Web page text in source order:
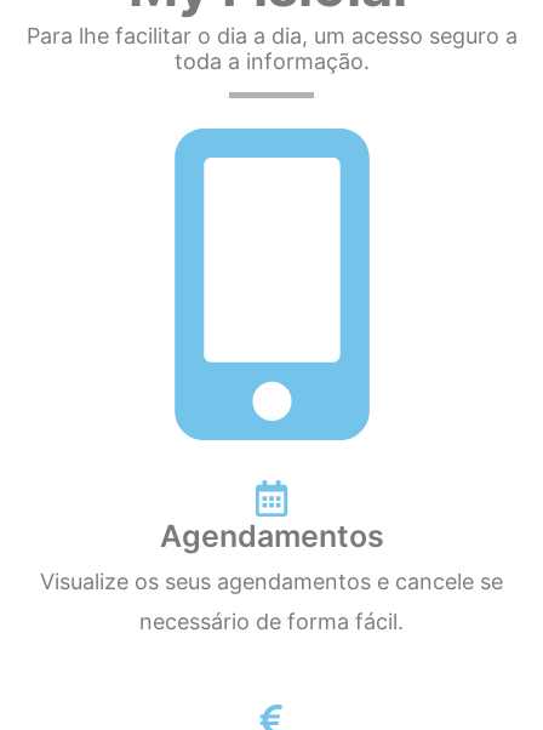
Para lhe facilitar o dia a dia, um acesso seguro a
toda a informação.
Agendamentos
Visualize os seus agendamentos e cancele se
necessário de forma fácil.